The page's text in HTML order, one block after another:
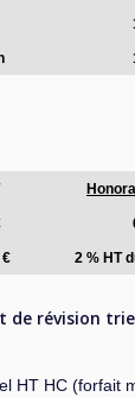
€ 2 % HT
de révision
HT HC (forfait